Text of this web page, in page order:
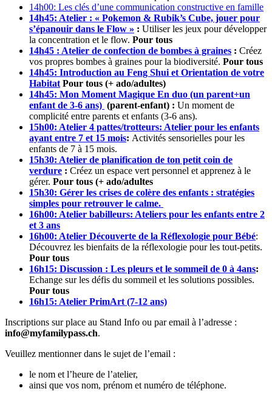
14h00: Les clés d’une communication constructive en famille
14h45: Atelier : « Pokemon & Rubik’s Cube, jouer pour
s’épanouir dans le Flow » : Utiliser les jeux pour développer
la concentration et le flow. Pour tous
14h45 : Atelier de confection de bombes à graines : Créez
vos propres bombes à graines pour la biodiversité. Pour tous
14h45: Introduction au Feng Shui et Orientation de votre
Habitat Pour tous (+ ado/adultes)
14h45: Mon Moment Magique En duo (un parent+un
enfant de 3-6 ans) (parent-enfant) : Un moment de
complicité entre parents et enfants (3-6 ans).
15h00: Atelier 4 pattes/trotteurs: Atelier pour les enfants
ayant entre 7 et 15 mois: Activités sensorielles pour les
enfants de 7 à 15 mois.
15h30: Atelier de planification de ton petit coin de
verdure : Créez un espace vert personnel et apprenez à le
gérer. Pour tous (+ ado/adultes
15h30: Gérer les crises de colère des enfants : stratégies
simples pour retrouver le calme.
16h00: Atelier babilleurs: Ateliers pour les enfants entre 2
et 3 ans
16h00: Atelier Découverte de la Réflexologie pour Bébé:
Découvrez les bienfaits de la réflexologie pour les tout-petits.
Pour tous
16h15: Discussion : Les pleurs et le sommeil de 0 à 4ans:
Echange sur les défis du sommeil et les solutions possibles.
Pour tous
16h15: Atelier PrimArt (7-12 ans)
Inscriptions sur place au Stand Info ou par email à l’adresse :
info@myfamilypass.ch.
Veuillez mentionner dans le sujet de l’email :
le nom et l’heure de l’atelier,
ainsi que vos nom, prénom et numéro de téléphone.